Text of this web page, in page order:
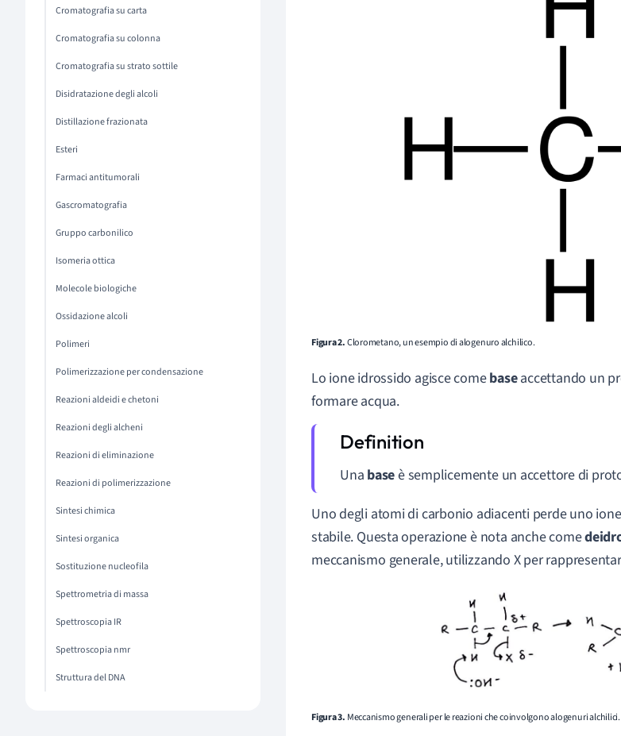
Cromatografia su carta
Cromatografia su colonna
Cromatografia su strato sottile
Disidratazione degli alcoli
Distillazione frazionata
Esteri
Farmaci antitumorali
Gascromatografia
Gruppo carbonilico
Isomeria ottica
Molecole biologiche
Ossidazione alcoli
Polimeri
Polimerizzazione per condensazione
Reazioni aldeidi e chetoni
Reazioni degli alcheni
Reazioni di eliminazione
Reazioni di polimerizzazione
Sintesi chimica
Sintesi organica
Sostituzione nucleofila
Spettrometria di massa
Spettroscopia IR
Spettroscopia nmr
Struttura del DNA
Figura 2.Clorometano, un esempio di alogenuro alchilico.
Lo ione idrossido agisce comebaseaccettando un
formare acqua.
Una baseè semplicemente un accettore di
Uno degli atomi di carbonio adiacenti perde uno
stabile. Questa operazione è nota anche come
meccanismo generale, utilizzando X per
Figura 3. Meccanismo generali per le reazioni che coinvolgono alogenuri alchilici.